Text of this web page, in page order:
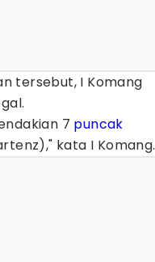
tersebut, I Komang
7 puncak
kata I Komang.